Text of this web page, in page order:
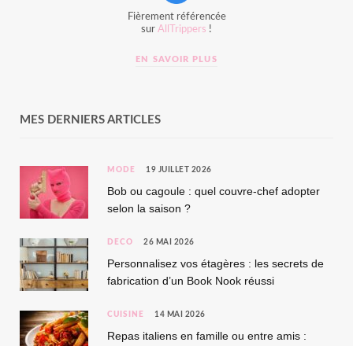
Fièrement référencée
sur AllTrippers !
EN SAVOIR PLUS
MES DERNIERS ARTICLES
MODE 19 JUILLET 2026
Bob ou cagoule : quel couvre-chef adopter
selon la saison ?
DÉCO 26 MAI 2026
Personnalisez vos étagères : les secrets de
fabrication d’un Book Nook réussi
CUISINE 14 MAI 2026
Repas italiens en famille ou entre amis :